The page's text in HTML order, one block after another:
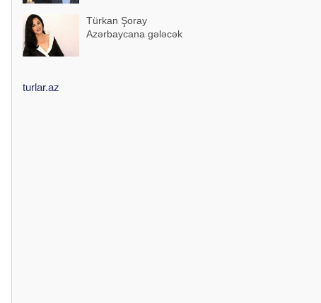
Türkan Şoray
Azərbaycana gələcək
turlar.az